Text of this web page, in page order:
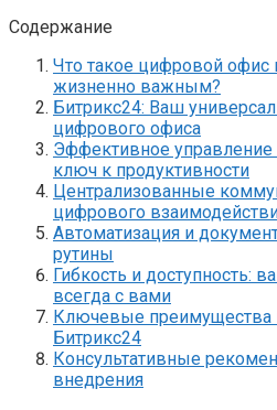
Содержание
Что такое цифровой офис
жизненно важным?
Битрикс24: Ваш
цифрового офиса
Эффективное управление
ключ к продуктивности
Централизованные
цифрового
Автоматизация и
рутины
Гибкость и доступность:
всегда с вами
Ключевые преимущества
Битрикс24
Консультативные
внедрения